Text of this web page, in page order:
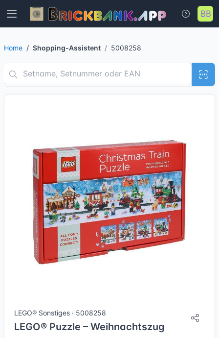
Home Shopping-Assistent 5008258
LEGO® Sonstiges · 5008258
LEGO® Puzzle – Weihnachtszug